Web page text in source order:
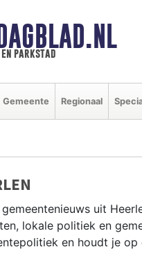
parkstad
Gemeente Regionaal
uit
lokale politiek en
en houdt je